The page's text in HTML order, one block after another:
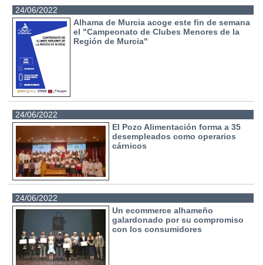
24/06/2022
Alhama de Murcia acoge este fin de semana
el "Campeonato de Clubes Menores de la
Región de Murcia"
24/06/2022
El Pozo Alimentación forma a 35
desempleados como operarios
cárnicos
24/06/2022
Un ecommerce alhameño
galardonado por su compromiso
con los consumidores